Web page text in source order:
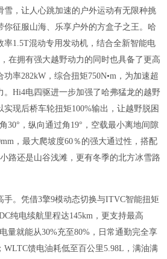
雪，让人心跳加速的户外运动有无限种挑
征服山海、乐享户外的方盒子之王。 哈
率1.5T混动专用发动机，结合全新智能电
在拥有强大越野动力的同时也具备了更高
率282kW，综合扭矩750N•m，为加速超
。Hi4电四驱进一步加强了哈弗猛龙的越野
现后桥车轮扭矩100%输出，让越野脱困
30°，纵向通过角19°，空载最小离地间隙
，最大爬坡度60％的强大通过性，搭配
路还是山谷浅滩 ， 更有冬季的北方冰雪路
。 凭借3擎9模动态切换与ITVC智能扭矩
纯电续航里程达145km，更支持最高
电量就能从30%充至80% ， 日常通勤完全享
WLTC馈电油耗低至百公里5.98L， 满油满